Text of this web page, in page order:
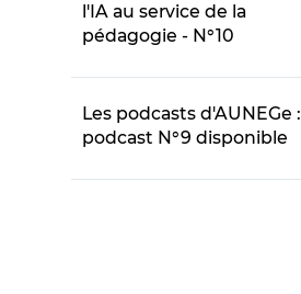
l'IA au service de la
pédagogie - N°10
Les podcasts d'AUNEGe :
podcast N°9 disponible